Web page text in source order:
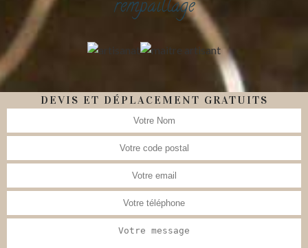
rempaillage
DEVIS ET DÉPLACEMENT GRATUITS